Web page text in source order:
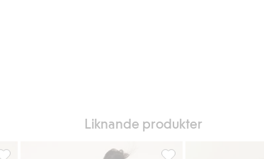
Liknande produkter